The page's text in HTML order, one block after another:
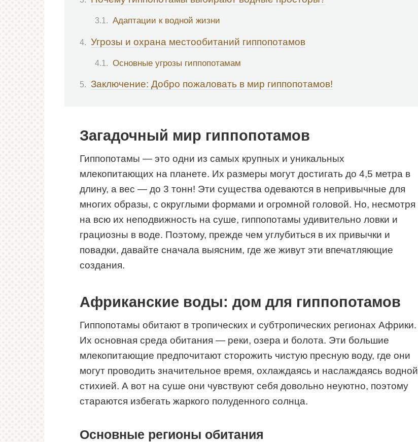
Адаптации к водной жизни
Угрозы и охрана местообитаний гиппопотамов
Основные угрозы гиппопотамам
Заключение: Добро пожаловать в мир гиппопотамов!
Загадочный мир гиппопотамов
Гиппопотамы — это одни из самых крупных и уникальных
млекопитающих на планете. Их размеры могут достигать до 4,5 метра в
длину, а вес — до 3 тонн! Эти существа одеваются в непривычные для
многих образы, с округлыми формами и огромной головой. Но, несмотря
на всю их неподвижность на суше, гиппопотамы удивительно ловки и
грациозны в воде. Поэтому, прежде чем углубиться в их привычки и
повадки, давайте сначала выясним, где же живут эти впечатляющие
создания.
Африканские воды: дом для гиппопотамов
Гиппопотамы обитают в тропических и субтропических регионах Африки.
Их основная среда обитания — реки, озера и болота. Эти большие
млекопитающие предпочитают сторожить чистую пресную воду, где они
могут проводить значительное время, охлаждаясь и наслаждаясь водной
стихией. А вот на суше они чувствуют себя довольно неуютно, поэтому
стараются избегать жаркого полуденного солнца.
Основные регионы обитания